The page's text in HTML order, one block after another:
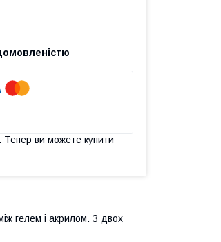
Тепер ви можете купити
гелем і акрилом. З двох